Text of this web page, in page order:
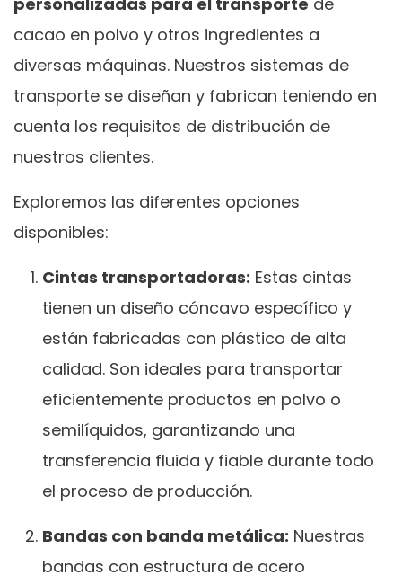
cacao en polvo y otros ingredientes a
diversas máquinas. Nuestros sistemas de
transporte se diseñan y fabrican teniendo en
cuenta los requisitos de distribución de
nuestros clientes.
Exploremos las diferentes opciones
disponibles:
Cintas transportadoras: Estas cintas
tienen un diseño cóncavo específico y
están fabricadas con plástico de alta
calidad. Son ideales para transportar
eficientemente productos en polvo o
semilíquidos, garantizando una
transferencia fluida y fiable durante todo
el proceso de producción.
Bandas con banda metálica: Nuestras
bandas con estructura de acero